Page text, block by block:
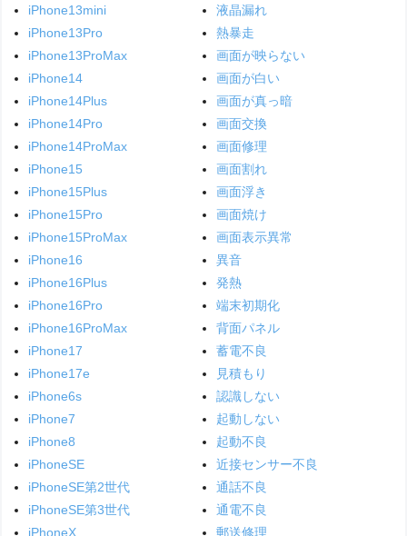
iPhone13mini
iPhone13Pro
iPhone13ProMax
iPhone14
iPhone14Plus
iPhone14Pro
iPhone14ProMax
iPhone15
iPhone15Plus
iPhone15Pro
iPhone15ProMax
iPhone16
iPhone16Plus
iPhone16Pro
iPhone16ProMax
iPhone17
iPhone17e
iPhone6s
iPhone7
iPhone8
iPhoneSE
iPhoneSE第2世代
iPhoneSE第3世代
iPhoneX
液晶漏れ
熱暴走
画面が映らない
画面が白い
画面が真っ暗
画面交換
画面修理
画面割れ
画面浮き
画面焼け
画面表示異常
異音
発熱
端末初期化
背面パネル
蓄電不良
見積もり
認識しない
起動しない
起動不良
近接センサー不良
通話不良
通電不良
郵送修理